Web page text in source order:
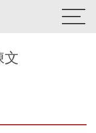
文